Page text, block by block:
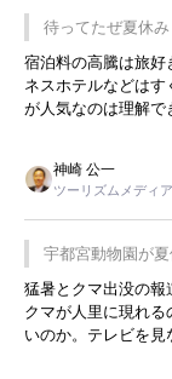
待ってたぜ夏休
宿泊料の高騰は旅好
ネスホテルなどは
が人気なのは理解で
をした時は、移動
用してホテル代を
す。若い人が夜行バ
が残らないのかなと
神崎 公一
ツーリズムメディ
宇都宮動物園が
開催
猛暑とクマ出没の報
クマが人里に現れ
いのか。テレビを
んてことは、冗談